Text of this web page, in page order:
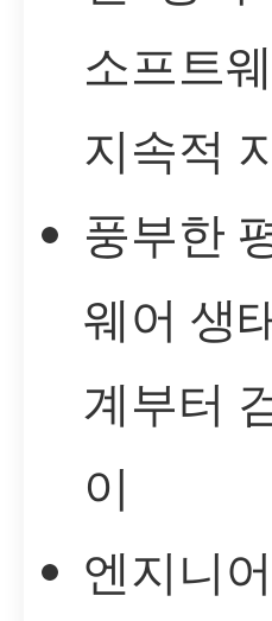
소프트
지속적
풍부한
웨어 생
계부터
이
엔지니